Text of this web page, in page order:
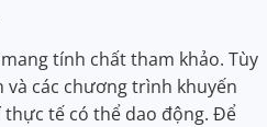
tính chất tham khảo. Tùy
các chương trình khuyến
tế có thể dao động. Để